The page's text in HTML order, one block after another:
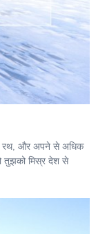
रथ, और अपने से अधिक
तुझको मिस्र देश से